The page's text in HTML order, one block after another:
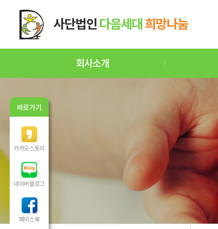
회사소개
바로가기
카카오스토리
네이버블로그
페이스북